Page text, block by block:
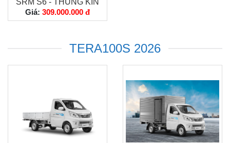
SRM S6 - THÙNG KÍN
Giá: 309.000.000 đ
TERA100S 2026